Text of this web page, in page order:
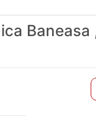
Baneasa